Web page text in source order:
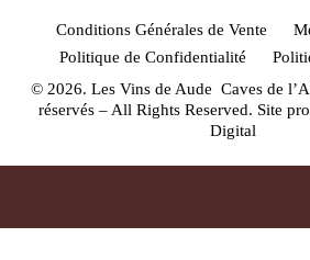
Conditions Générales de Vente
Politique de Confidentialité
© 2026. Les Vins de Aude Caves de
réservés – All Rights Reserved. Site
Digital